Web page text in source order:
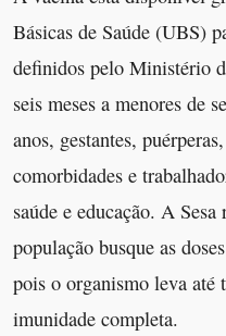
Básicas de Saúde (UBS)
definidos pelo Ministério
seis meses a menores de
anos, gestantes,
comorbidades e
saúde e educação. A
população busque as
pois o organismo leva até
imunidade completa.